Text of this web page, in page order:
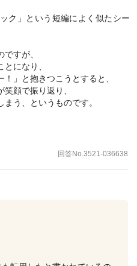
ク」という短編によく似たシー
すが、
になり、
」と抱きつこうとすると、
顔で振り返り、
う、というものです。
回答No.3521-036638